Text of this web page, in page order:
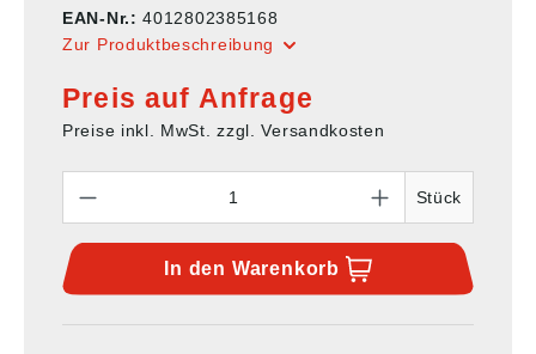
EAN-Nr.:4012802385168
Zur Produktbeschreibung
Preis auf Anfrage
Preise inkl. MwSt. zzgl. Versandkosten
Stück
In den Warenkorb